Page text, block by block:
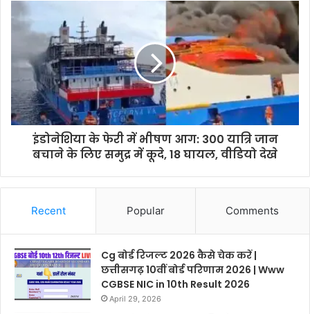
इंडोनेशिया के फेरी में भीषण आग: 300 यात्रि जान
बचाने के लिए समुद्र में कूदे, 18 घायल, वीडियो देखे
Recent Popular Comments
Cg बोर्ड रिजल्ट 2026 कैसे चेक करें |
छत्तीसगढ़ 10वीं बोर्ड परिणाम 2026 | Www
CGBSE NIC in 10th Result 2026
April 29, 2026